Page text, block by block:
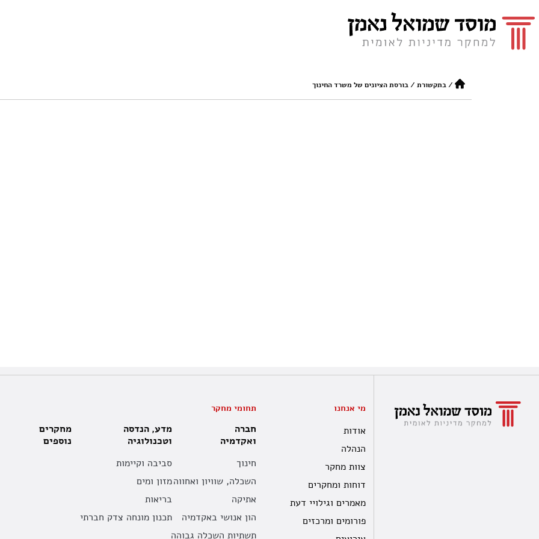
/בתקשורת /בורסת הציונים של משרד החינוך
מי אנחנו
אודות
הנהלה
צוות מחקר
דוחות ומחקרים
מאמרים וגילויי דעת
פורומים ומרכזים
תחומי מחקר
חברה
ואקדמיה
חינוך
השכלה, שוויון ואחווה
אתיקה
הון אנושי באקדמיה
תשתיות השכלה גבוהה
מדע, הנדסה
וטכנולוגיה
סביבה וקיימות
מזון ומים
בריאות
תכנון מונחה צדק חברתי
מחקרים
נוספים